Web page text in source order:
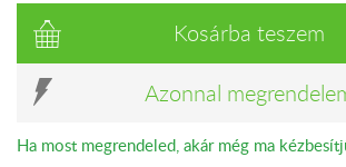
Kosárba teszem
Azonnal
Ha most megrendeled, akár még ma